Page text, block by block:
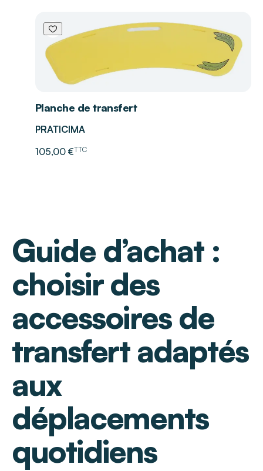
Planche de transfert
PRATICIMA
105,00 €TTC
Guide d’achat :
choisir des
accessoires de
transfert adaptés
aux
déplacements
quotidiens